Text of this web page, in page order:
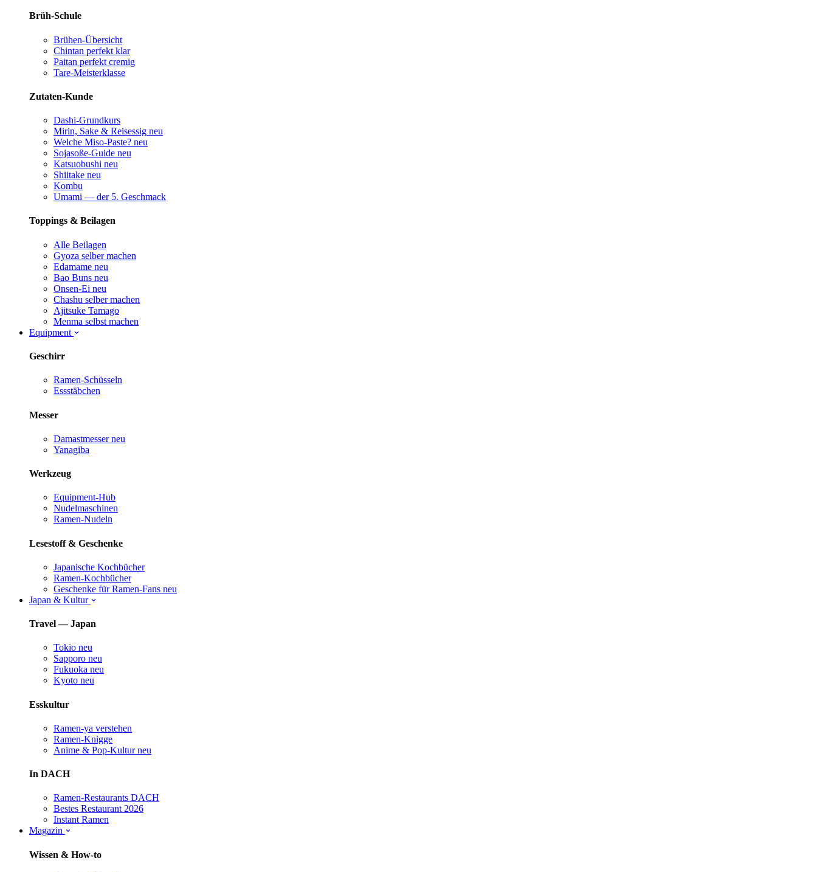
Brüh-Schule
Brühen-Übersicht
Chintan perfekt klar
Paitan perfekt cremig
Tare-Meisterklasse
Zutaten-Kunde
Dashi-Grundkurs
Mirin, Sake & Reisessig neu
Welche Miso-Paste? neu
Sojasoße-Guide neu
Katsuobushi neu
Shiitake neu
Kombu
Umami — der 5. Geschmack
Toppings & Beilagen
Alle Beilagen
Gyoza selber machen
Edamame neu
Bao Buns neu
Onsen-Ei neu
Chashu selber machen
Ajitsuke Tamago
Menma selbst machen
Equipment
Geschirr
Ramen-Schüsseln
Essstäbchen
Messer
Damastmesser neu
Yanagiba
Werkzeug
Equipment-Hub
Nudelmaschinen
Ramen-Nudeln
Lesestoff & Geschenke
Japanische Kochbücher
Ramen-Kochbücher
Geschenke für Ramen-Fans neu
Japan & Kultur
Travel — Japan
Tokio neu
Sapporo neu
Fukuoka neu
Kyoto neu
Esskultur
Ramen-ya verstehen
Ramen-Knigge
Anime & Pop-Kultur neu
In DACH
Ramen-Restaurants DACH
Bestes Restaurant 2026
Instant Ramen
Magazin
Wissen & How-to